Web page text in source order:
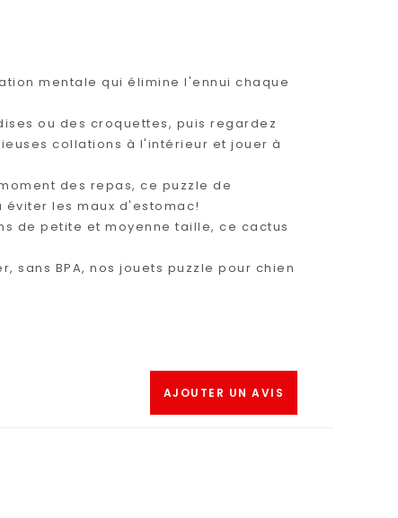
mentale qui élimine l'ennui chaque
ou des croquettes, puis regardez
collations à l'intérieur et jouer à
des repas, ce puzzle de
les maux d'estomac!
de petite et moyenne taille, ce cactus
BPA, nos jouets puzzle pour chien
AJOUTER UN AVIS